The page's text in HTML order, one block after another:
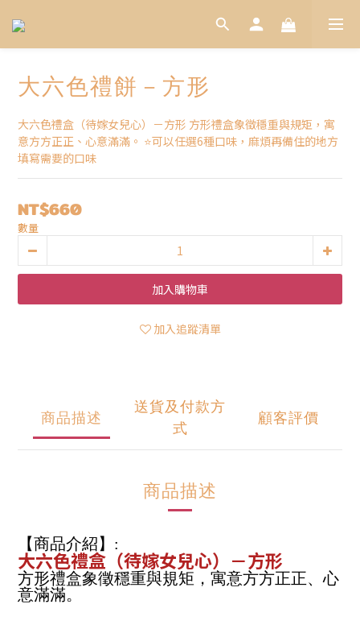
大六色禮餅－方形
大六色禮盒（待嫁女兒心）－方形 方形禮盒象徵穩重與規矩，寓
意方方正正、心意滿滿。 ⭐可以任選6種口味，麻煩再備住的地方
填寫需要的口味
NT$660
數量
加入購物車
加入追蹤清單
商品描述
送貨及付款方
式
顧客評價
商品描述
【商品介紹】:
大六色禮盒（待嫁女兒心）－方形
方形禮盒象徵穩重與規矩，寓意方方正正、心
意滿滿。